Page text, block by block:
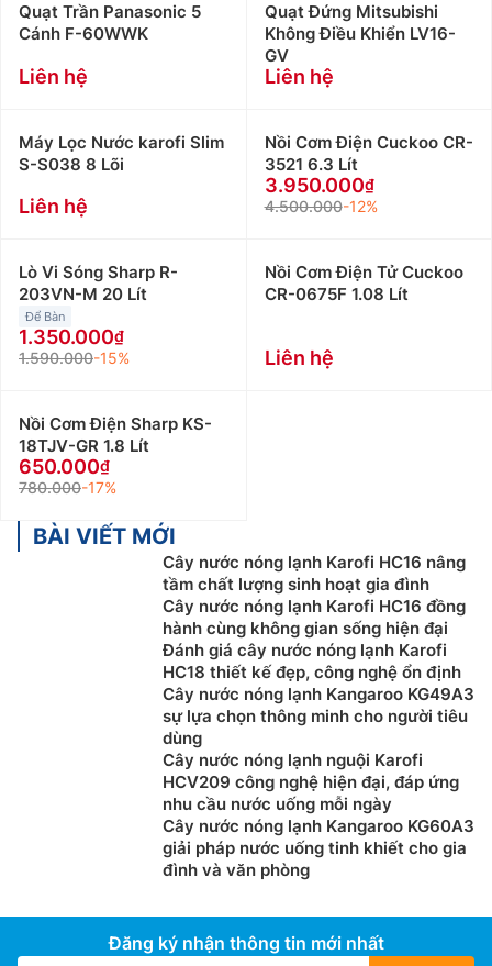
Quạt Trần Panasonic 5
Cánh F-60WWK
Liên hệ
Quạt Đứng Mitsubishi
Không Điều Khiển LV16-
GV
Liên hệ
Máy Lọc Nước karofi Slim
S-S038 8 Lõi
Liên hệ
Nồi Cơm Điện Cuckoo CR-
3521 6.3 Lít
3.950.000
4.500.000-12%
Lò Vi Sóng Sharp R-
203VN-M 20 Lít
Để Bàn
1.350.000
1.590.000-15%
Nồi Cơm Điện Tử Cuckoo
CR-0675F 1.08 Lít
Liên hệ
Nồi Cơm Điện Sharp KS-
18TJV-GR 1.8 Lít
650.000
780.000-17%
BÀI VIẾT MỚI
Cây nước nóng lạnh Karofi HC16 nâng
tầm chất lượng sinh hoạt gia đình
Cây nước nóng lạnh Karofi HC16 đồng
hành cùng không gian sống hiện đại
Đánh giá cây nước nóng lạnh Karofi
HC18 thiết kế đẹp, công nghệ ổn định
Cây nước nóng lạnh Kangaroo KG49A3
sự lựa chọn thông minh cho người tiêu
dùng
Cây nước nóng lạnh nguội Karofi
HCV209 công nghệ hiện đại, đáp ứng
nhu cầu nước uống mỗi ngày
Cây nước nóng lạnh Kangaroo KG60A3
giải pháp nước uống tinh khiết cho gia
đình và văn phòng
Đăng ký nhận thông tin mới nhất